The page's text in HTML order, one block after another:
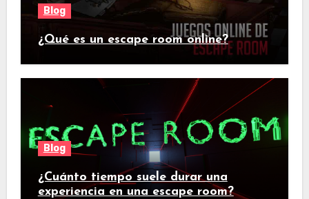
Blog
¿Qué es un escape room online?
Blog
¿Cuánto tiempo suele durar una
experiencia en una escape room?